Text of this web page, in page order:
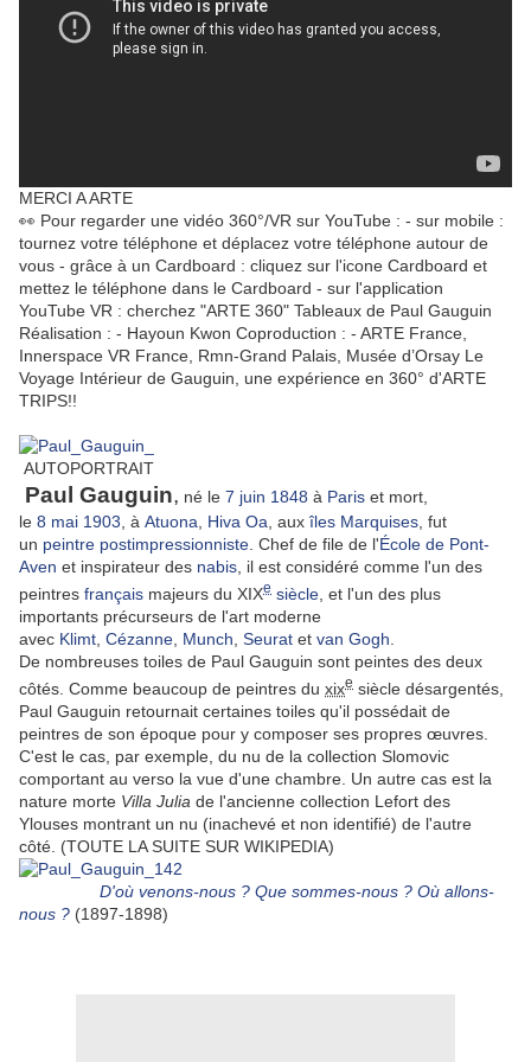
MERCI A ARTE
👀 Pour regarder une vidéo 360°/VR sur YouTube : - sur mobile :
tournez votre téléphone et déplacez votre téléphone autour de
vous - grâce à un Cardboard : cliquez sur l'icone Cardboard et
mettez le téléphone dans le Cardboard - sur l'application
YouTube VR : cherchez "ARTE 360" Tableaux de Paul Gauguin
Réalisation : - Hayoun Kwon Coproduction : - ARTE France,
Innerspace VR France, Rmn-Grand Palais, Musée d’Orsay Le
Voyage Intérieur de Gauguin, une expérience en 360° d'ARTE
TRIPS!!
AUTOPORTRAIT
Paul Gauguin, né le 7 juin 1848 à Paris et mort,
le 8 mai 1903 , à Atuona Hiva Oa , aux îles Marquises , fut
un peintre postimpressionniste . Chef de file de l'École de Pont-
Aven et inspirateur des nabis , il est considéré comme l'un des
peintres français majeurs du XIXe siècle , et l'un des plus
importants précurseurs de l'art moderne
avec Klimt Cézanne Munch Seurat et van Gogh
De nombreuses toiles de Paul Gauguin sont peintes des deux
côtés. Comme beaucoup de peintres du xixe siècle désargentés,
Paul Gauguin retournait certaines toiles qu'il possédait de
peintres de son époque pour y composer ses propres œuvres.
C'est le cas, par exemple, du nu de la collection Slomovic
comportant au verso la vue d'une chambre. Un autre cas est la
nature morte Villa Julia de l'ancienne collection Lefort des
Ylouses montrant un nu (inachevé et non identifié) de l'autre
côté. (TOUTE LA SUITE SUR WIKIPEDIA)
D'où venons-nous ? Que sommes-nous ? Où allons-
nous ? (1897-1898)